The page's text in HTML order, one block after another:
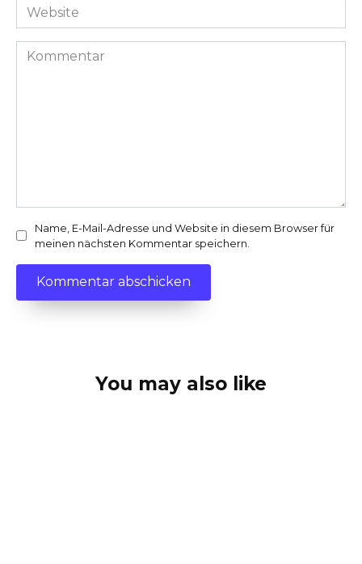
Website
Kommentar
Name, E-Mail-Adresse und Website in diesem Browser für
meinen nächsten Kommentar speichern.
You may also like